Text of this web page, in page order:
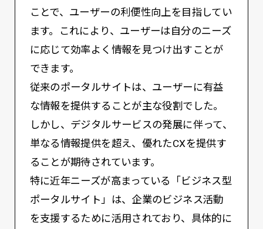
ことで、ユーザーの利便性向上を目指してい
ます。これにより、ユーザーは自分のニーズ
に応じて効率よく情報を見つけ出すことが
できます。
従来のポータルサイトは、ユーザーに有益
な情報を提供することが主な役割でした。
しかし、デジタルサービスの発展に伴って、
単なる情報提供を超え、優れたCXを提供す
ることが期待されています。
特に近年ニーズが高まっている「ビジネス型
ポータルサイト」は、企業のビジネス活動
を支援するために活用されており、具体的に